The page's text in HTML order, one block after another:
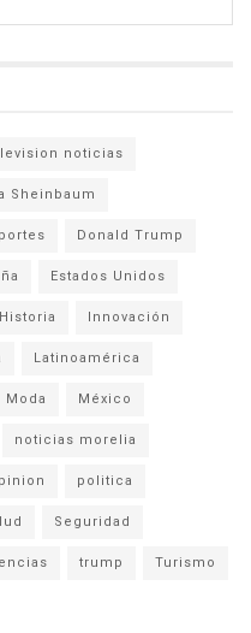
noticias
Sheinbaum
Donald Trump
Estados Unidos
Historia Innovación
Latinoamérica
Moda México
noticias morelia
politica
Seguridad
trump Turismo